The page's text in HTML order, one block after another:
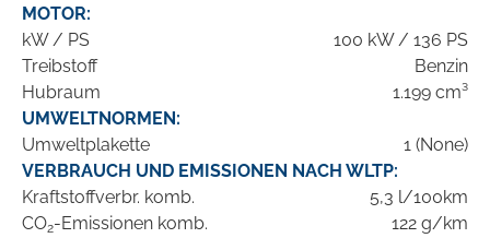
MOTOR:
kW / PS
100 kW / 136 PS
Treibstoff
Benzin
Hubraum
1.199 cm³
UMWELTNORMEN:
Umweltplakette
1 (None)
VERBRAUCH UND EMISSIONEN NACH WLTP:
Kraftstoffverbr. komb.
5,3 l/100km
CO2-Emissionen komb.
122 g/km